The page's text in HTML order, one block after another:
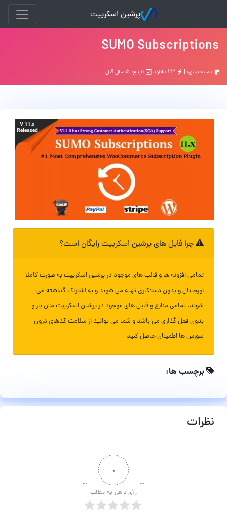
پرشین اسکریپت
SUMO Subscriptions
دسته بندی: | تاریخ: ۵ سال قبل
چرا فایل های پرشین اسکریپت رایگان است؟
تمامی افزونه ها و قالب های موجود در پرشین اسکریپت به صورت کاملا
اورجینال و بدون دستکاری تهیه می شوند و به اشتراک گذاشته می
شوند. تمامی منابع و فایل های موجود در پرشین اسکریپت متن باز و
بدون قفل گذاری می باشد و شما می توانید از سلامت کدهای درون
سورس ها اطمینان حاصل کنید
برچسب ها:
نظرات
۰
رأی دهی به مطلب